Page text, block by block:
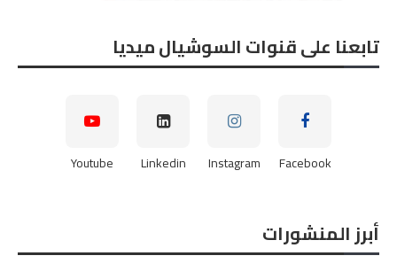
تابعنا على قنوات السوشيال ميديا
Facebook
Instagram
Linkedin
Youtube
أبرز المنشورات